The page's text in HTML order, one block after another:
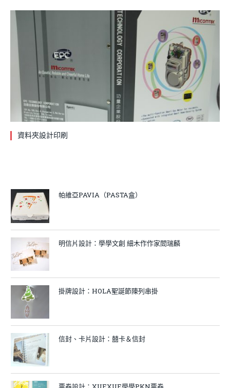
資料夾設計印刷
帕維亞PAVIA（PASTA盒）
明信片設計：學學文創 細木作作家閻瑞麟
掛牌設計：HOLA聖誕節陳列串掛
信封、卡片設計：囍卡＆信封